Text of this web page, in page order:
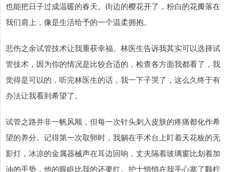
也能把日子过成温暖的春天。街边的樱花开了，粉白的花瓣落在
我们肩上，像是生活给予的一个温柔拥抱。
悲伤之余试管技术让我重获幸福。林医生告诉我其实可以选择试
管技术，因为你的情况是比较合适的，检查各方面我都看了，我
觉得是可以的，听完林医生的话，我一下子哭了，这么久终于有
办法让我看到希望了。
试管之路并非一帆风顺，但每一次针头刺入皮肤的疼痛都化作希
望的养分。记得第一次取卵时，我躺在手术台上盯着天花板的无
影灯，冰凉的金属器械声在耳边回响，丈夫隔着玻璃窗比划着加
油的手势，他的眼眶比我的还要红。护士悄悄在我手心塞了颗柠